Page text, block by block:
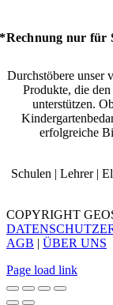
*Rechnung nur für
Durchstöbere unser
Produkte, die
unterstützen.
erfolgreiche
Schulen | Lehrer |
COPYRIGHT
AGB | ÜBER UNS
Page load link